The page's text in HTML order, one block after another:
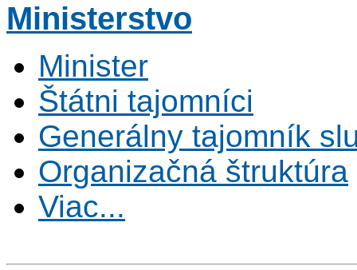
Ministerstvo
Minister
Štátni tajomníci
Generálny tajomník
Organizačná štruktúra
Viac...